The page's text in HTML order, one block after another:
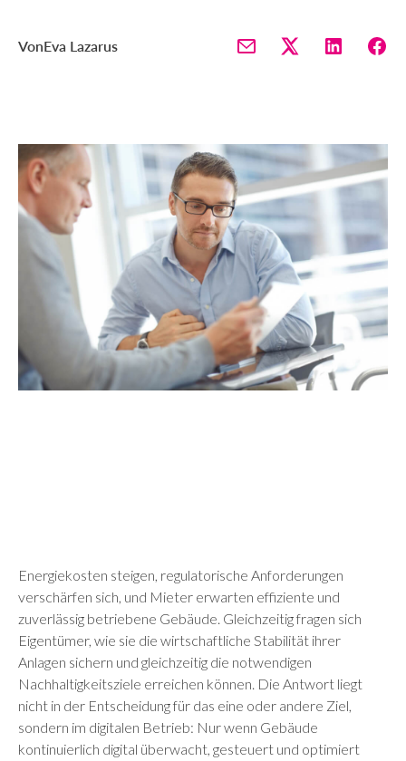
VonEva Lazarus
Energiekosten steigen, regulatorische Anforderungen
verschärfen sich, und Mieter erwarten effiziente und
zuverlässig betriebene Gebäude. Gleichzeitig fragen sich
Eigentümer, wie sie die wirtschaftliche Stabilität ihrer
Anlagen sichern und gleichzeitig die notwendigen
Nachhaltigkeitsziele erreichen können. Die Antwort liegt
nicht in der Entscheidung für das eine oder andere Ziel,
sondern im digitalen Betrieb: Nur wenn Gebäude
kontinuierlich digital überwacht, gesteuert und optimiert